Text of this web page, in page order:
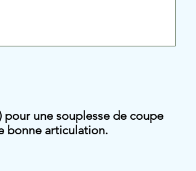
pour une souplesse de coupe
bonne articulation.